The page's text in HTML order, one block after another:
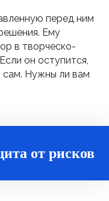
перед ним
Ему
в творческо-
он оступится,
сам. Нужны ли вам
от рисков